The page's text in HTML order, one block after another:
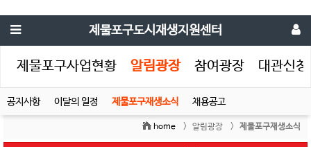
제물포구도시재생지원센터
제물포구사업현황 알림광장 참여광장 대관신청
공지사항 이달의 일정 제물포구재생소식 채용공고
home > 알림광장 > 제물포구재생소식